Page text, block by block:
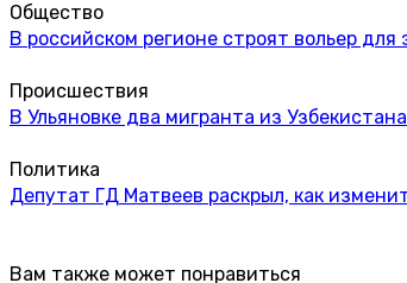
Общество
В российском регионе строят вольер для
Происшествия
В Ульяновке два мигранта из
Политика
Депутат ГД Матвеев раскрыл, как
Вам также может понравиться